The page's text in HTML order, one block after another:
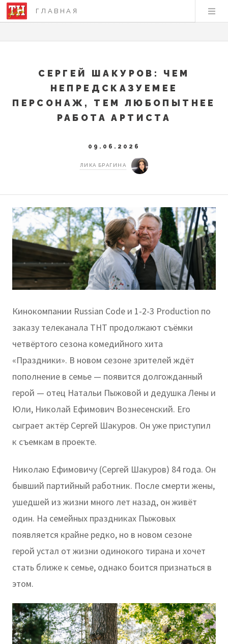
ГЛАВНАЯ
СЕРГЕЙ ШАКУРОВ: ЧЕМ
НЕПРЕДСКАЗУЕМЕЕ
ПЕРСОНАЖ, ТЕМ ЛЮБОПЫТНЕЕ
РАБОТА АРТИСТА
09.06.2026
ЛИКА БРАГИНА
Кинокомпании Russian Code и 1-2-3 Production по
заказу телеканала ТНТ продолжают съёмки
четвёртого сезона комедийного хита
«Праздники». В новом сезоне зрителей ждёт
пополнение в семье — появится долгожданный
герой — отец Натальи Пыжовой и дедушка Лены и
Юли, Николай Ефимович Вознесенский. Его
сыграет актёр Сергей Шакуров. Он уже приступил
к съемкам в проекте.
Николаю Ефимовичу (Сергей Шакуров) 84 года. Он
бывший партийный работник. После смерти жены,
ушедшей из жизни много лет назад, он живёт
один. На семейных праздниках Пыжовых
появляется крайне редко, но в новом сезоне
герой устал от жизни одинокого тирана и хочет
стать ближе к семье, однако боится признаться в
этом.